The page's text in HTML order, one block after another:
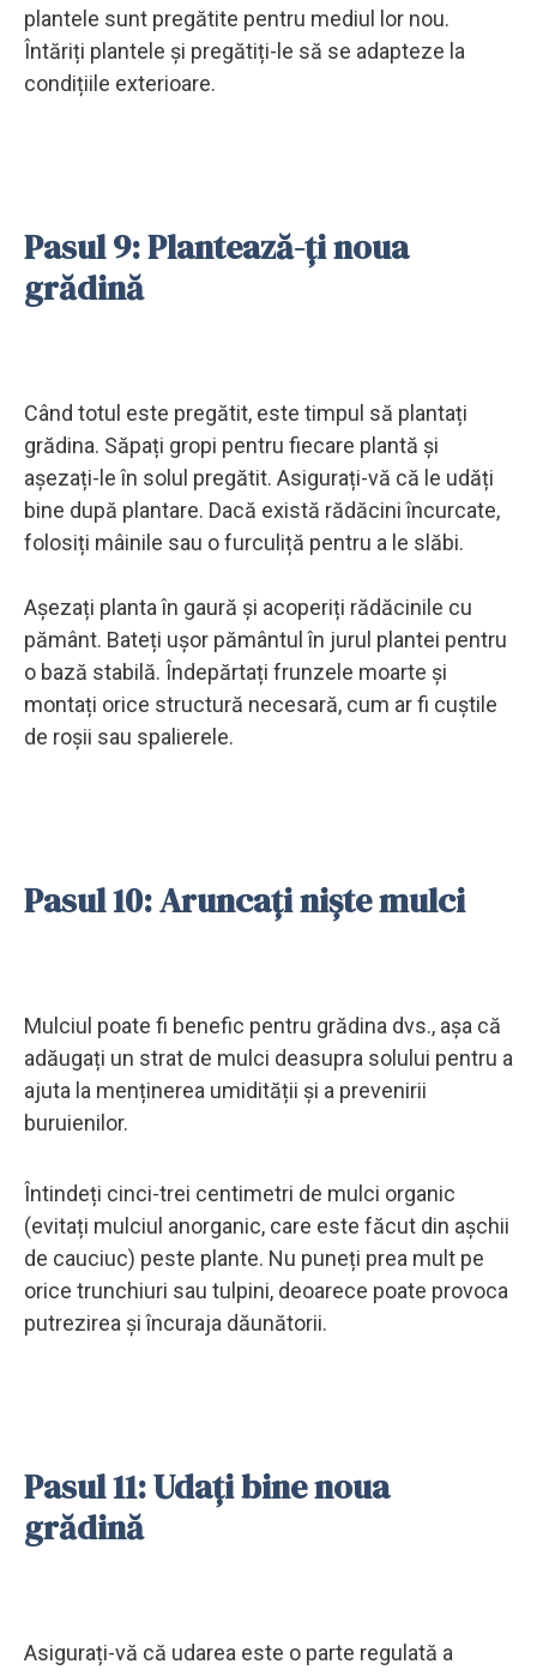
plantele sunt pregătite pentru mediul lor nou.
Întăriți plantele și pregătiți-le să se adapteze la
condițiile exterioare.
Pasul 9: Plantează-ți noua
grădină
Când totul este pregătit, este timpul să plantați
grădina. Săpați gropi pentru fiecare plantă și
așezați-le în solul pregătit. Asigurați-vă că le udăți
bine după plantare. Dacă există rădăcini încurcate,
folosiți mâinile sau o furculiță pentru a le slăbi.
Așezați planta în gaură și acoperiți rădăcinile cu
pământ. Bateți ușor pământul în jurul plantei pentru
o bază stabilă. Îndepărtați frunzele moarte și
montați orice structură necesară, cum ar fi cuștile
de roșii sau spalierele.
Pasul 10: Aruncați niște mulci
Mulciul poate fi benefic pentru grădina dvs., așa că
adăugați un strat de mulci deasupra solului pentru a
ajuta la menținerea umidității și a prevenirii
buruienilor.
Întindeți cinci-trei centimetri de mulci organic
(evitați mulciul anorganic, care este făcut din așchii
de cauciuc) peste plante. Nu puneți prea mult pe
orice trunchiuri sau tulpini, deoarece poate provoca
putrezirea și încuraja dăunătorii.
Pasul 11: Udați bine noua
grădină
Asigurați-vă că udarea este o parte regulată a